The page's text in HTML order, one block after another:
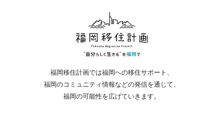
福岡移住計画では福岡への移住サポート、
福岡のコミュニティ情報などの発信を通じて、
福岡の可能性を広げていきます。